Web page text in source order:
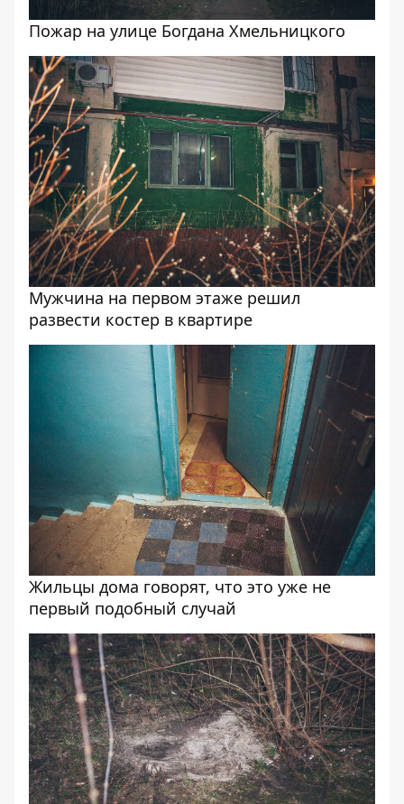
Пожар на улице Богдана Хмельницкого
Мужчина на первом этаже решил
развести костер в квартире
Жильцы дома говорят, что это уже не
первый подобный случай